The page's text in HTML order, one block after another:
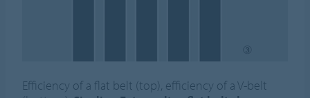
Efficiency of a flat belt (top), efficiency of a V-belt